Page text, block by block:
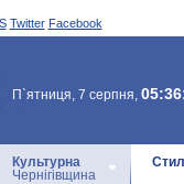
Twitter Facebook
П`ятниця, 7 серпня,
Культурна
Чернігівщина